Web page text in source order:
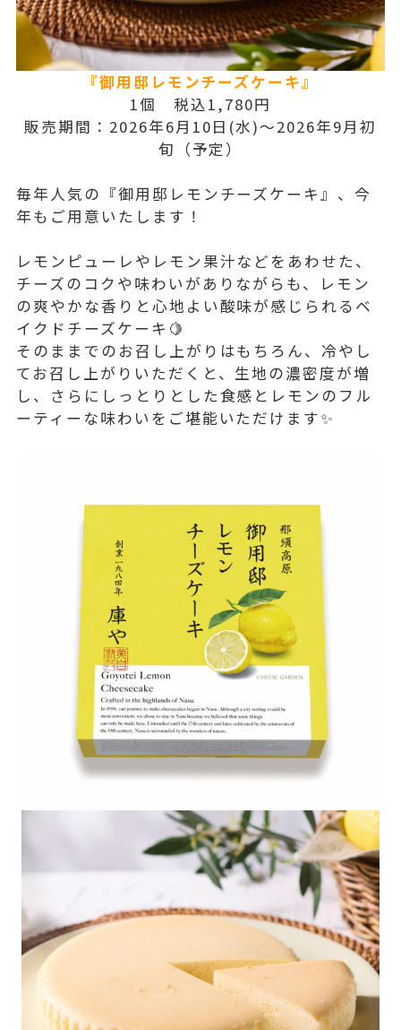
『御用邸レモンチーズケーキ』
1個 税込1,780円
販売期間：2026年6月10日(水)～2026年9月初
旬（予定）
毎年人気の『御用邸レモンチーズケーキ』、今
年もご用意いたします！
レモンピューレやレモン果汁などをあわせた、
チーズのコクや味わいがありながらも、レモン
の爽やかな香りと心地よい酸味が感じられるベ
イクドチーズケーキ🍋
そのままでのお召し上がりはもちろん、冷やし
てお召し上がりいただくと、生地の濃密度が増
し、さらにしっとりとした食感とレモンのフル
ーティーな味わいをご堪能いただけます✨